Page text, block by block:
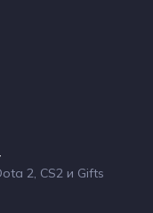
2, CS2 и Gifts